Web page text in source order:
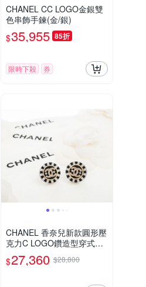
CHANEL CC LOGO金銀雙
色串飾手鍊(金/銀)
$35,955 85折
限時下殺 券
CHANEL 香奈兒新款圓形壓
克力C LOGO鑽造型穿式耳
環
$27,360 $28,800